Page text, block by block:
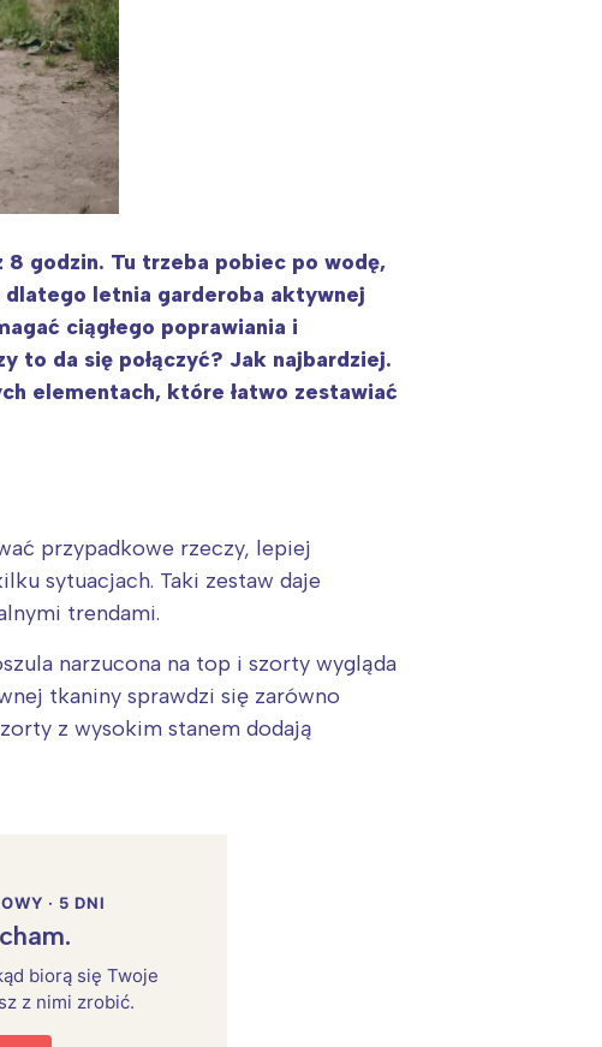
godzin. Tu trzeba pobiec po wodę,
dlatego letnia garderoba aktywnej
ciągłego poprawiania i
to da się połączyć? Jak najbardziej.
elementach, które łatwo zestawiać
przypadkowe rzeczy, lepiej
sytuacjach. Taki zestaw daje
trendami.
narzucona na top i szorty wygląda
tkaniny sprawdzi się zarówno
z wysokim stanem dodają
· 5 DNI
biorą się Twoje
z nimi zrobić.